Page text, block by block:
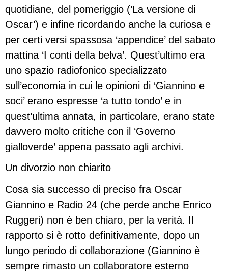
quotidiane, del pomeriggio (’La versione di
Oscar’) e infine ricordando anche la curiosa e
per certi versi spassosa ‘appendice’ del sabato
mattina ‘I conti della belva’. Quest’ultimo era
uno spazio radiofonico specializzato
sull’economia in cui le opinioni di ‘Giannino e
soci’ erano espresse ‘a tutto tondo’ e in
quest’ultima annata, in particolare, erano state
davvero molto critiche con il ‘Governo
gialloverde’ appena passato agli archivi.
Un divorzio non chiarito
Cosa sia successo di preciso fra Oscar
Giannino e Radio 24 (che perde anche Enrico
Ruggeri) non è ben chiaro, per la verità. Il
rapporto si è rotto definitivamente, dopo un
lungo periodo di collaborazione (Giannino è
sempre rimasto un collaboratore esterno